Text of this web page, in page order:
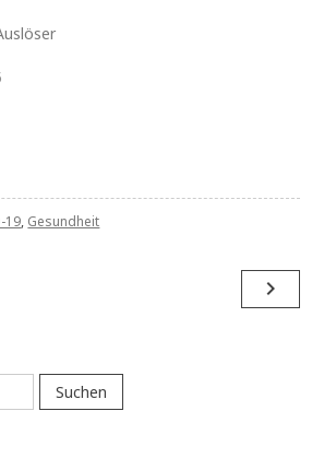
19, Gesundheit
navigate_next